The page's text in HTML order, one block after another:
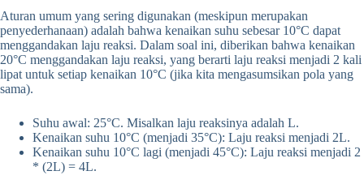
Aturan umum yang sering digunakan (meskipun merupakan
penyederhanaan) adalah bahwa kenaikan suhu sebesar 10°C dapat
menggandakan laju reaksi. Dalam soal ini, diberikan bahwa kenaikan
20°C menggandakan laju reaksi, yang berarti laju reaksi menjadi 2 kali
lipat untuk setiap kenaikan 10°C (jika kita mengasumsikan pola yang
sama).
Suhu awal: 25°C. Misalkan laju reaksinya adalah L.
Kenaikan suhu 10°C (menjadi 35°C): Laju reaksi menjadi 2L.
Kenaikan suhu 10°C lagi (menjadi 45°C): Laju reaksi menjadi 2
* (2L) = 4L.